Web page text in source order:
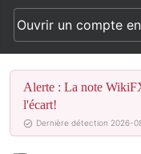
2
3
4
5
6
6
7
8
9
9
Ouvrir un compte
Alerte : La note
l'écart!
Dernière détection 2026-